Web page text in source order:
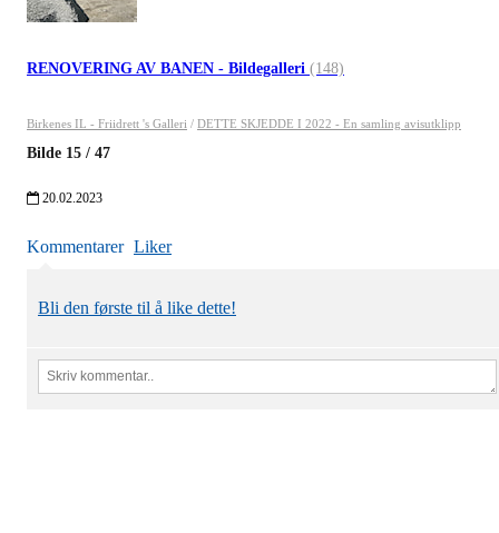
RENOVERING AV BANEN - Bildegalleri (148)
Birkenes IL - Friidrett 's Galleri / DETTE SKJEDDE I 2022 - En samling avisutklipp
Bilde 15 / 47
20.02.2023
Kommentarer Liker
Bli den første til å like dette!